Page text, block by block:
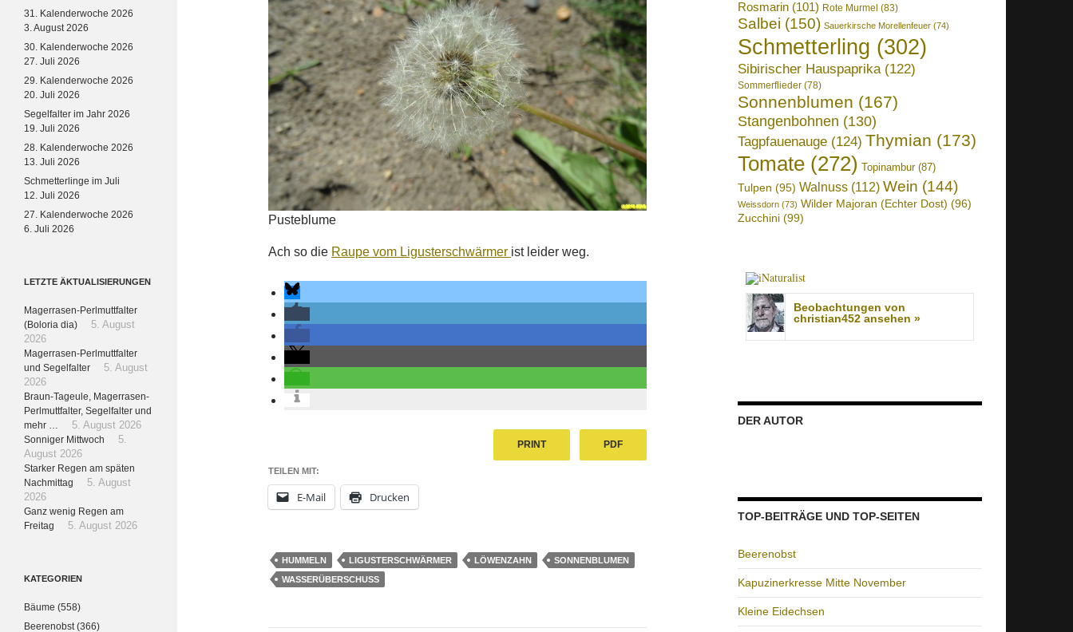
Pusteblume
Ach so die Raupe vom Ligusterschwärmer ist leider weg.
PRINT PDF
TEILEN MIT:
E-Mail Drucken
HUMMELN LIGUSTERSCHWÄRMER LÖWENZAHN
SONNENBLUMEN
WASSERÜBERSCHUSS
Rosmarin (101) Rote Murmel (83)
Salbei (150) Sauerkirsche Morellenfeuer (74)
Schmetterling (302)
Sibirischer Hauspaprika(122)
Sommerflieder (78)
Sonnenblumen (167)
Stangenbohnen (130)
Tagpfauenauge (124) Thymian (173)
Tomate (272) Topinambur(87)
Tulpen (95) Walnuss (112) Wein (144)
Weissdorn (73) Wilder Majoran (Echter Dost) (96)
Zucchini (99)
Beobachtungen von
christian452 ansehen »
DER AUTOR
TOP-BEITRÄGE UND TOP-SEITEN
Beerenobst
Kapuzinerkresse Mitte November
Kleine Eidechsen
31. Kalenderwoche 2026
3. August 2026
30. Kalenderwoche 2026
27. Juli 2026
29. Kalenderwoche 2026
20. Juli 2026
Segelfalter im Jahr 2026
19. Juli 2026
28. Kalenderwoche 2026
13. Juli 2026
Schmetterlinge im Juli
12. Juli 2026
27. Kalenderwoche 2026
6. Juli 2026
LETZTE ÄKTUALISIERUNGEN
Magerrasen-Perlmuttfalter
(Boloria dia)
5. August
2026
Magerrasen-Perlmuttfalter
und Segelfalter
5. August
2026
Braun-Tageule, Magerrasen-
Perlmuttfalter, Segelfalter und
mehr …
5. August 2026
Sonniger Mittwoch
5.
August 2026
Starker Regen am späten
Nachmittag
5. August
2026
Ganz wenig Regen am
Freitag
5. August 2026
KATEGORIEN
Bäume (558)
Beerenobst(366)